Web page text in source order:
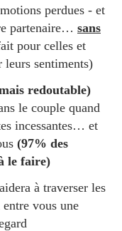
perdues - et
partenaire… sans
pour celles et
sentiments)
redoutable)
le couple quand
incessantes… et
(97% des
le faire)
à traverser les
vous une